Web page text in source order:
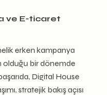
ve E-ticaret
erken kampanya
olduğu bir dönemde
Digital House
stratejik bakış açısı